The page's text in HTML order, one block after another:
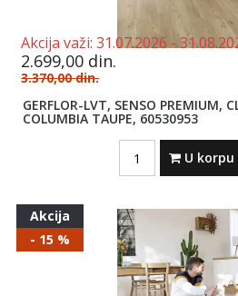
Akcija važi: 31.07.2026 -
2.699,00 din.
3.370,00din.
GERFLOR-LVT, SENSO PREMIUM,
COLUMBIA TAUPE, 60530953
U korpu
Akcija
- 15 %